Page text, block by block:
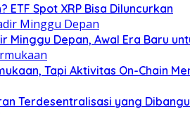
ETF Spot XRP Bisa Diluncurkan
Minggu Depan, Awal Era Baru
Tapi Aktivitas On-Chain
Terdesentralisasi yang